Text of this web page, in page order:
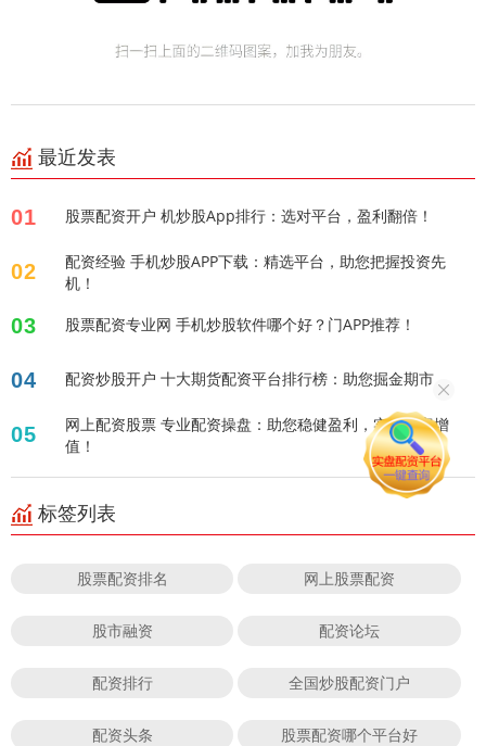
最近发表
01 股票配资开户 机炒股App排行：选对平台，盈利翻倍！
02
配资经验 手机炒股APP下载：精选平台，助您把握投资先
机！
03 股票配资专业网 手机炒股软件哪个好？门APP推荐！
04 配资炒股开户 十大期货配资平台排行榜：助您掘金期市
05
网上配资股票 专业配资操盘：助您稳健盈利，实现财富增
值！
标签列表
股票配资排名 网上股票配资
股市融资 配资论坛
配资排行 全国炒股配资门户
配资头条 股票配资哪个平台好